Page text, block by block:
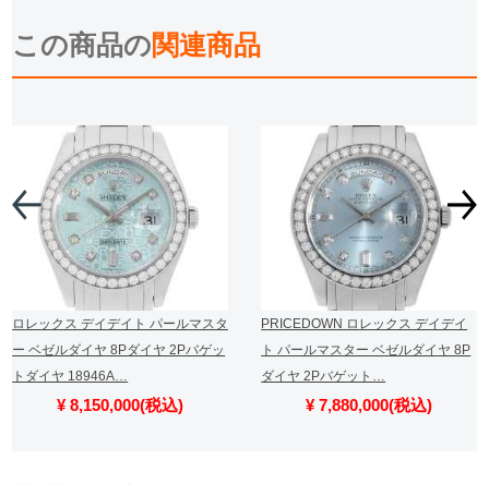
この商品の関連商品
ロレックス デイデイト パールマスタ
ー ベゼルダイヤ 8Pダイヤ 2Pバゲッ
トダイヤ 18946A…
¥ 8,150,000(税込)
PRICEDOWN ロレックス デイデイ
ト パールマスター ベゼルダイヤ 8P
ダイヤ 2Pバゲット…
¥ 7,880,000(税込)